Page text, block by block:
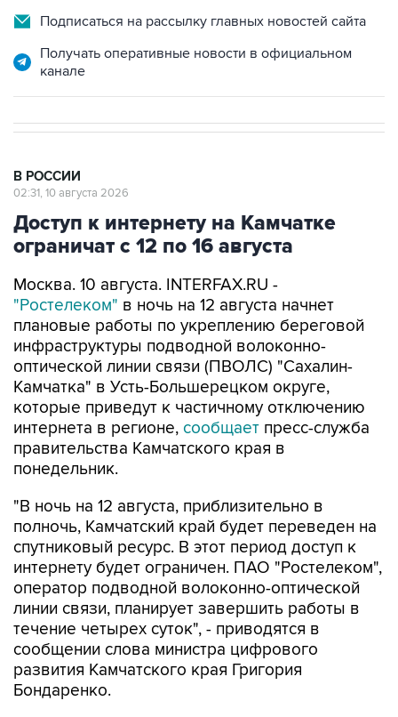
Подписаться на рассылку главных новостей сайта
Получать оперативные новости в официальном
канале
В РОССИИ
02:31, 10 августа 2026
Доступ к интернету на Камчатке
ограничат с 12 по 16 августа
Москва. 10 августа. INTERFAX.RU -
"Ростелеком" в ночь на 12 августа начнет
плановые работы по укреплению береговой
инфраструктуры подводной волоконно-
оптической линии связи (ПВОЛС) "Сахалин-
Камчатка" в Усть-Большерецком округе,
которые приведут к частичному отключению
интернета в регионе, сообщает пресс-служба
правительства Камчатского края в
понедельник.
"В ночь на 12 августа, приблизительно в
полночь, Камчатский край будет переведен на
спутниковый ресурс. В этот период доступ к
интернету будет ограничен. ПАО "Ростелеком",
оператор подводной волоконно-оптической
линии связи, планирует завершить работы в
течение четырех суток", - приводятся в
сообщении слова министра цифрового
развития Камчатского края Григория
Бондаренко.